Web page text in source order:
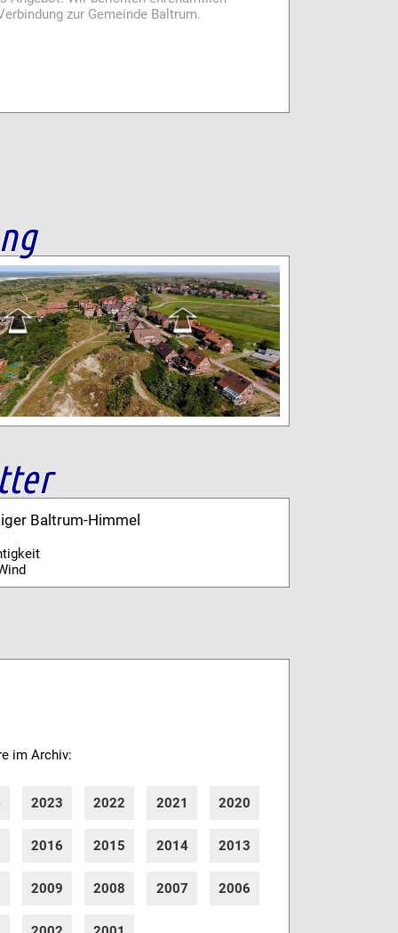
zur Gemeinde Baltrum.
Baltrum-Himmel
im Archiv:
2023 2022 2021 2020
2016 2015 2014 2013
2009 2008 2007 2006